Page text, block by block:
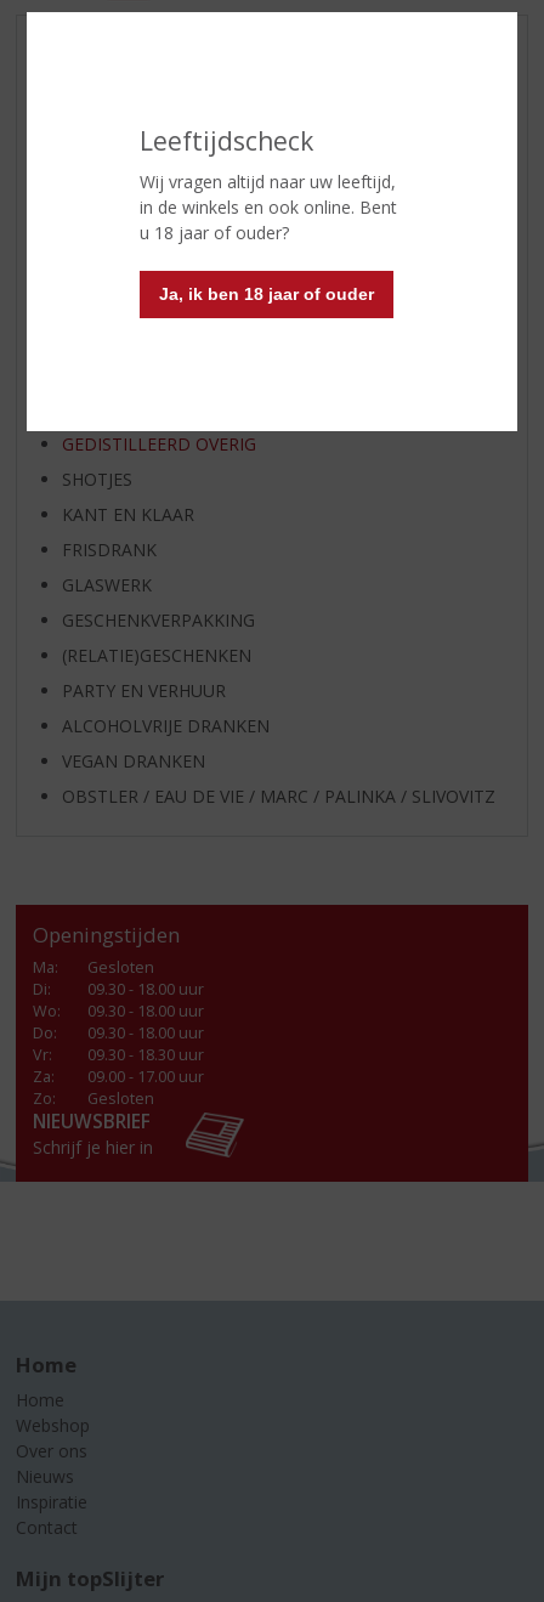
Leeftijdscheck
Wij vragen altijd naar uw leeftijd,
in de winkels en ook online. Bent
u 18 jaar of ouder?
Ja, ik ben 18 jaar of ouder
WHISKY VAN DE MAAND
RUM VAN DE MAAND
BIER VAN DE MAAND
SPIRIT VAN DE MAAND
EXCLUSIEF TOPSLIJTER
GEDISTILLEERD OVERIG
SHOTJES
KANT EN KLAAR
FRISDRANK
GLASWERK
GESCHENKVERPAKKING
(RELATIE)GESCHENKEN
PARTY EN VERHUUR
ALCOHOLVRIJE DRANKEN
VEGAN DRANKEN
OBSTLER / EAU DE VIE / MARC / PALINKA / SLIVOVITZ
Openingstijden
Ma:
Gesloten
Di:
09.30 - 18.00 uur
Wo:
09.30 - 18.00 uur
Do:
09.30 - 18.00 uur
Vr:
09.30 - 18.30 uur
Za:
09.00 - 17.00 uur
Zo:
Gesloten
NIEUWSBRIEF
Schrijf je hier in
Home
Home
Webshop
Over ons
Nieuws
Inspiratie
Contact
Mijn topSlijter